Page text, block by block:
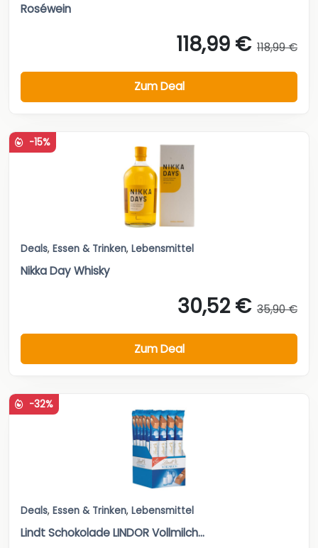
Roséwein
118,99 € 118,99 €
Zum Deal
-15%
Deals, Essen & Trinken, Lebensmittel
Nikka Day Whisky
30,52 € 35,90 €
Zum Deal
-32%
Deals, Essen & Trinken, Lebensmittel
Lindt Schokolade LINDOR Vollmilch...